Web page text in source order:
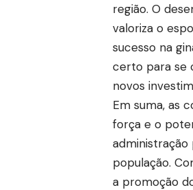
região. O
valoriza o
sucesso na
certo para se
novos
Em suma, as
força e o
população.
a promoção